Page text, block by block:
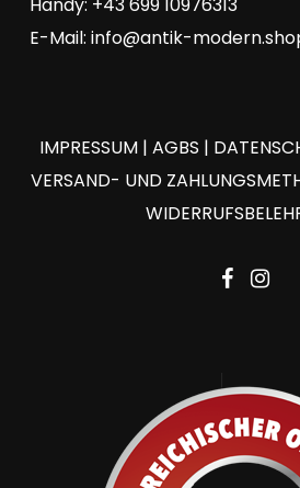
E-Mail: info@antik-
IMPRESSUM |AGBS |
VERSAND- UND
facebook